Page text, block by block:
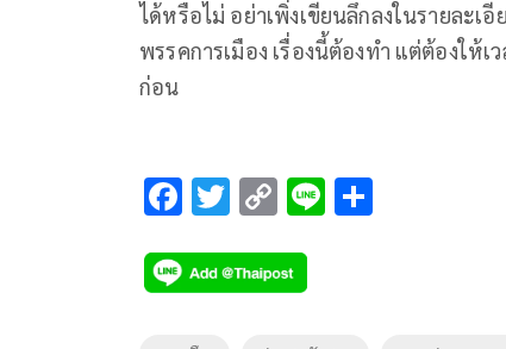
ได้หรือไม่ อย่าเพิ่งเขียนลึกลงในรายละเ
พรรคการเมือง เรื่องนี้ต้องทำ แต่ต้องให้
ก่อน
F
e
b
T
tt
er
C
p
y
Li